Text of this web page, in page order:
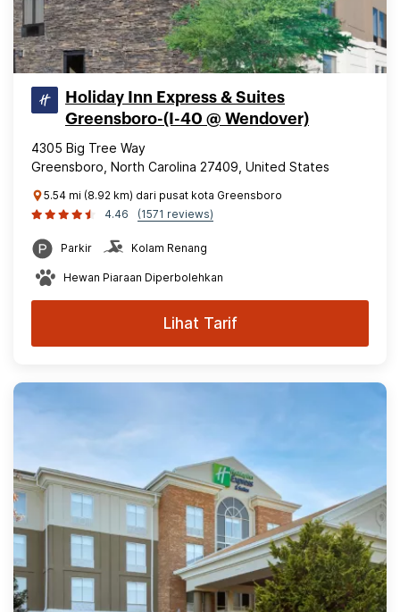
Holiday Inn Express & Suites
Greensboro-(I-40 @ Wendover)
4305 Big Tree Way
Greensboro, North Carolina 27409, United States
5.54 mi (8.92 km) dari pusat kota Greensboro
4.46
(1571 reviews)
Parkir Kolam Renang
Hewan Piaraan Diperbolehkan
Lihat Tarif